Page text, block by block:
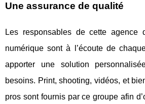
Une assurance de qualité
Les responsables de cette agence
numérique sont à l’écoute de
apporter une solution
besoins. Print, shooting, vidéos, et
pros sont fournis par ce groupe afin